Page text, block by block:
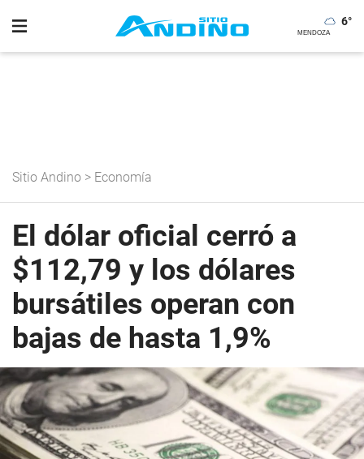
6°
Sitio Andino > Economía
El dólar oficial cerró a
$112,79 y los dólares
bursátiles operan con
bajas de hasta 1,9%